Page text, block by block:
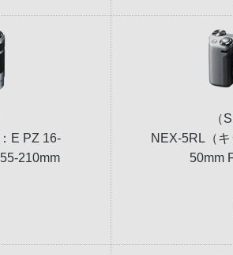
E PZ 16-
210mm
（
NEX-5RL（
50mm